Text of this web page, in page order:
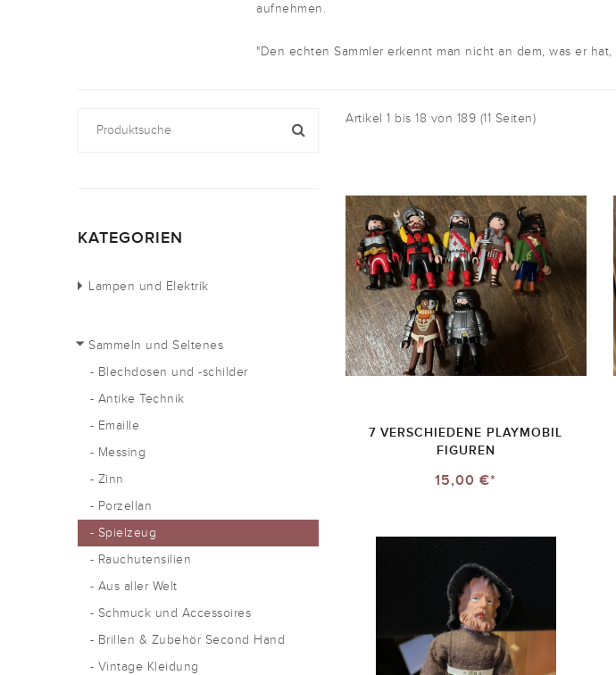
aufnehmen.
"Den echten Sammler erkennt man nicht an dem, was er
KATEGORIEN
Lampen und Elektrik
Sammeln und Seltenes
- Blechdosen und -schilder
- Antike Technik
- Emaille
- Messing
- Zinn
- Porzellan
- Spielzeug
- Rauchutensilien
- Aus aller Welt
- Schmuck und Accessoires
- Brillen & Zubehör Second Hand
- Vintage Kleidung
Artikel 1 bis 18 von 189 (11 Seiten)
7 VERSCHIEDENE PLAYMOBIL
FIGUREN
15,00 €*